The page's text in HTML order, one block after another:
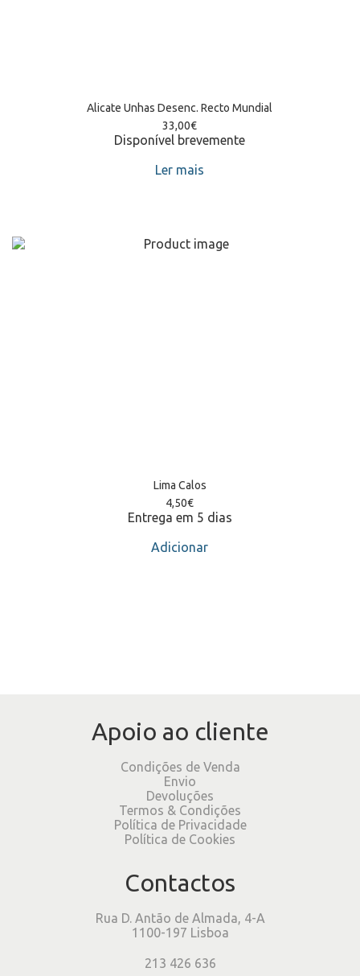
Alicate Unhas Desenc. Recto Mundial
33,00€
Disponível brevemente
Ler mais
Lima Calos
4,50€
Entrega em 5 dias
Adicionar
Apoio ao cliente
Condições de Venda
Envio
Devoluções
Termos & Condições
Política de Privacidade
Política de Cookies
Contactos
Rua D. Antão de Almada, 4-A
1100-197 Lisboa
213 426 636